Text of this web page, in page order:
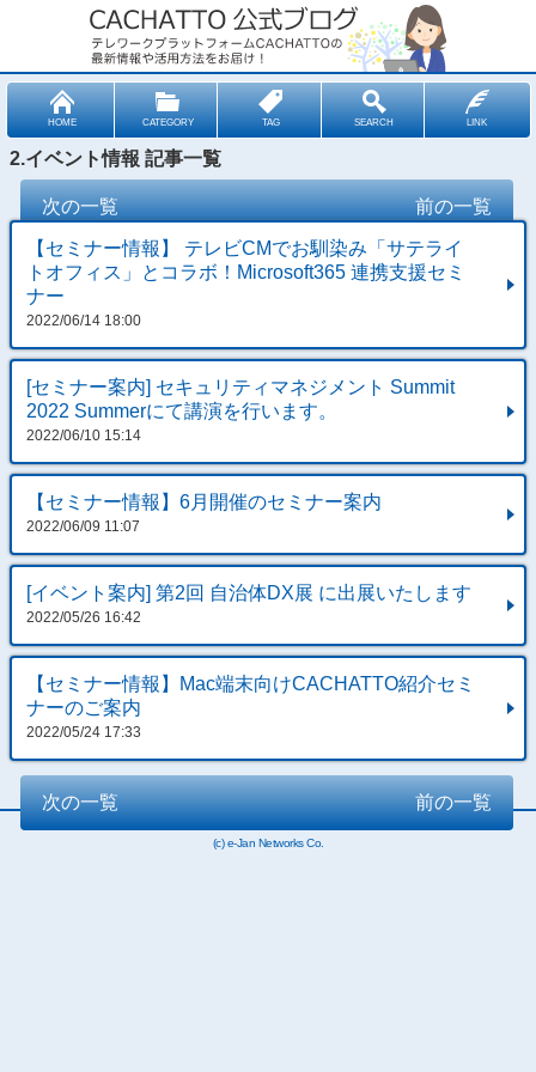
HOME CATEGORY TAG SEARCH LINK
2.イベント情報 記事一覧
前の一覧
次の一覧
【セミナー情報】 テレビCMでお馴染み「サテライ
トオフィス」とコラボ！Microsoft365 連携支援セミ
ナー
2022/06/14 18:00
[セミナー案内] セキュリティマネジメント Summit
2022 Summerにて講演を行います。
2022/06/10 15:14
【セミナー情報】6月開催のセミナー案内
2022/06/09 11:07
[イベント案内] 第2回 自治体DX展 に出展いたします
2022/05/26 16:42
【セミナー情報】Mac端末向けCACHATTO紹介セミ
ナーのご案内
2022/05/24 17:33
前の一覧
次の一覧
(c) e-Jan Networks Co.